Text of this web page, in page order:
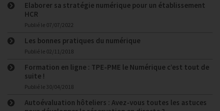
Elaborer sa stratégie numérique pour un établissement
HCR
Publié le 07/07/2022
Les bonnes pratiques du numérique
Publié le 02/11/2018
Formation en ligne : TPE-PME le Numérique c’est tout de
suite !
Publié le 30/04/2018
Autoévaluation hôteliers : Avez-vous toutes les astuces